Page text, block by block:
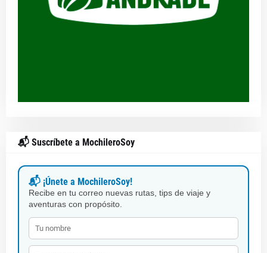
📬 Suscríbete a MochileroSoy
📬 ¡Únete a MochileroSoy!
Recibe en tu correo nuevas rutas, tips de viaje y
aventuras con propósito.